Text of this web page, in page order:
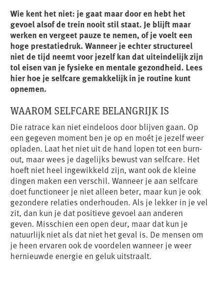
Wie kent het niet: je gaat maar door en hebt het
gevoel alsof de trein nooit stil staat. Je blijft maar
werken en vergeet pauze te nemen, of je voelt een
hoge prestatiedruk. Wanneer je echter structureel
niet de tijd neemt voor jezelf kan dat uiteindelijk zijn
tol eisen van je fysieke en mentale gezondheid. Lees
hier hoe je selfcare gemakkelijk in je routine kunt
opnemen.
WAAROM SELFCARE BELANGRIJK IS
Die ratrace kan niet eindeloos door blijven gaan. Op
een gegeven moment ben je op en moét je jezelf weer
opladen. Laat het niet uit de hand lopen tot een burn-
out, maar wees je dagelijks bewust van selfcare. Het
hoeft niet heel ingewikkeld zijn, want ook de kleine
dingen maken een verschil. Wanneer je aan selfcare
doet functioneer je niet alleen beter, maar kun je ook
gezondere relaties onderhouden. Als je lekker in je vel
zit, dan kun je dat positieve gevoel aan anderen
geven. Misschien een open deur, maar dat kun je
natuurlijk niet als dat niet het geval is. De mensen om
je heen ervaren ook de voordelen wanneer je weer
hernieuwde energie en geluk uitstraalt.